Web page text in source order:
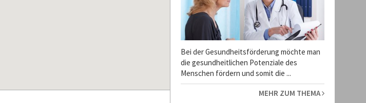
Bei der Gesundheitsförderung möchte man
die gesundheitlichen Potenziale des
Menschen fördern und somit die ...
MEHR ZUM THEMA